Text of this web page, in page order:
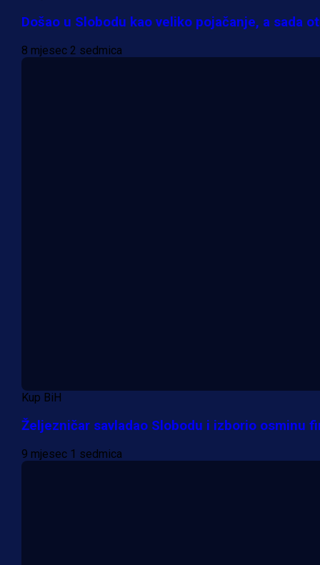
Došao u Slobodu kao veliko pojačanje, a sada
8 mjesec 2 sedmica
Kup BiH
Željezničar savladao Slobodu i izborio osminu
9 mjesec 1 sedmica